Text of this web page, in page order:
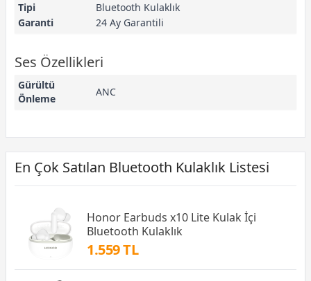
Tipi
Bluetooth Kulaklık
Garanti
24 Ay Garantili
Ses Özellikleri
Gürültü
Önleme
ANC
En Çok Satılan Bluetooth Kulaklık Listesi
Honor Earbuds x10 Lite Kulak İçi
Bluetooth Kulaklık
1.559 TL